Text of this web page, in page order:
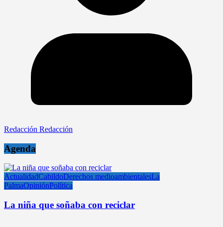
Redacción Redacción
Agenda
ActualidadCabildoDerechos medioambientalesLa
PalmaOpiniónPolítica
La niña que soñaba con reciclar